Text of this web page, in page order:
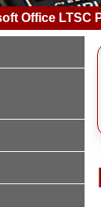
Office LTSC